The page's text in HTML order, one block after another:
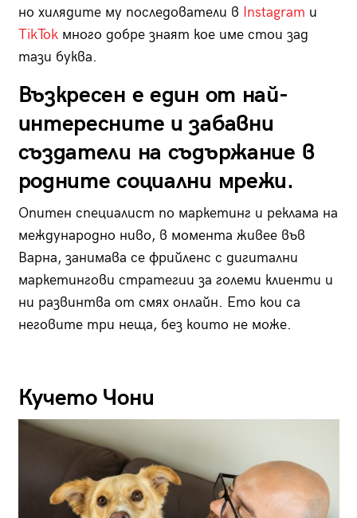
но хилядите му последователи в Instagram и
TikTokмного добре знаят кое име стои зад
тази буква.
Възкресен е един от най-
интересните и забавни
създатели на съдържание в
родните социални мрежи.
Опитен специалист по маркетинг и реклама на
международно ниво, в момента живее във
Варна, занимава се фрийленс с дигитални
маркетингови стратегии за големи клиенти и
ни развинтва от смях онлайн. Ето кои са
неговите три неща, без които не може.
Кучето Чони